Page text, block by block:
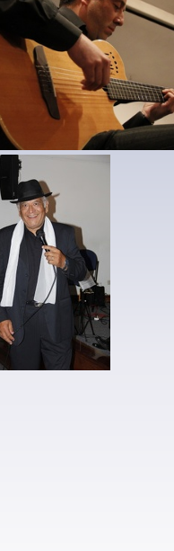
homenaje bandone (3)